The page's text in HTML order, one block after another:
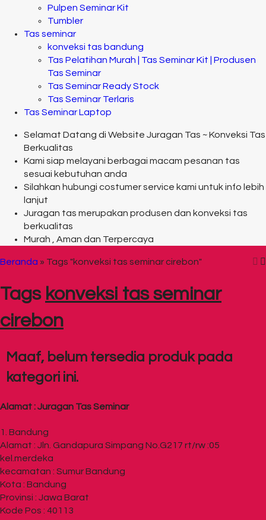
Pulpen Seminar Kit
Tumbler
Tas seminar
konveksi tas bandung
Tas Pelatihan Murah | Tas Seminar Kit | Produsen
Tas Seminar
Tas Seminar Ready Stock
Tas Seminar Terlaris
Tas Seminar Laptop
Selamat Datang di Website Juragan Tas ~ Konveksi Tas
Berkualitas
Kami siap melayani berbagai macam pesanan tas
sesuai kebutuhan anda
Silahkan hubungi costumer service kami untuk info lebih
lanjut
Juragan tas merupakan produsen dan konveksi tas
berkualitas
Murah , Aman dan Terpercaya
Beranda » Tags "konveksi tas seminar cirebon"
Tags konveksi tas seminar
cirebon
Maaf, belum tersedia produk pada
kategori ini.
Alamat : Juragan Tas Seminar
1. Bandung
Alamat : Jln. Gandapura Simpang No.G217 rt/rw :05
kel.merdeka
kecamatan : Sumur Bandung
Kota : Bandung
Provinsi : Jawa Barat
Kode Pos : 40113